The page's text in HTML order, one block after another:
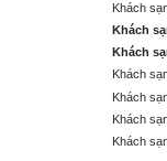
Khách
Khách
Khách
Khách
Khách
Khách
Khách